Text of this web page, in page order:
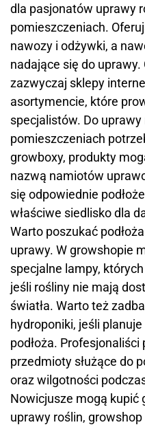
dla pasjonatów uprawy
pomieszczeniach.
nawozy i odżywki, a
nadające się do
zazwyczaj sklepy
asortymencie, które
specjalistów. Do uprawy
pomieszczeniach
growboxy, produkty
nazwą namiotów
się odpowiednie
właściwe siedlisko dla
Warto poszukać
uprawy. W growshopie
specjalne lampy,
jeśli rośliny nie mają
światła. Warto też
hydroponiki, jeśli
podłoża.
przedmioty służące do
oraz wilgotności
Nowicjusze mogą kupić
uprawy roślin,